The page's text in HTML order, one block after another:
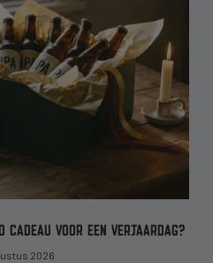
VOOR EEN VERJAARDAG?
2026